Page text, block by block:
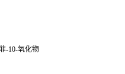
-10-氧化物